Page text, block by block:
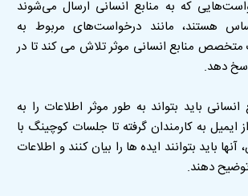
که به منابع انسانی ارسال می‌شوند
هستند، مانند درخواست‌های مربوط به
منابع انسانی موثر تلاش می کند تا در
دهد.
باید بتواند به طور موثر اطلاعات را به
ایمیل به کارمندان گرفته تا جلسات کوچینگ با
آنها باید بتوانند ایده ها را بیان کنند و اطلاعات
دهند.